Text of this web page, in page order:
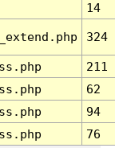
14
324
211
62
94
76